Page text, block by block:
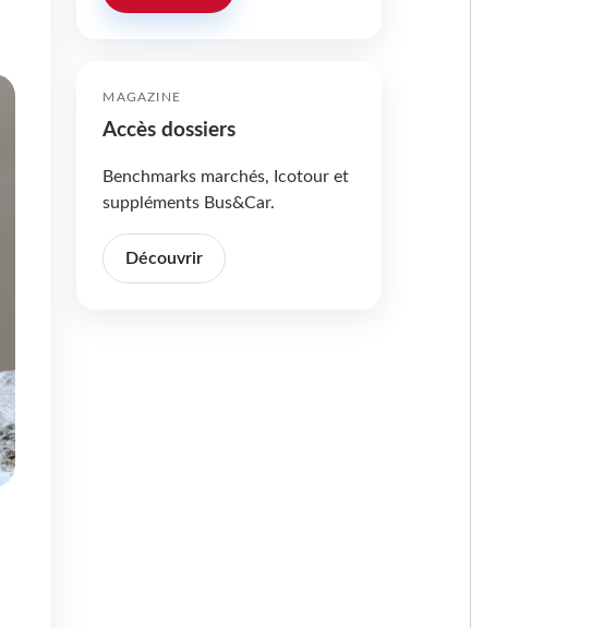
MAGAZINE
Accès dossiers
Benchmarks marchés, Icotour et
suppléments Bus&Car.
Découvrir